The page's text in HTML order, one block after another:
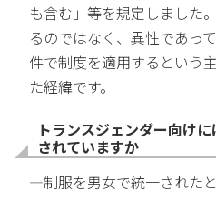
も含む」等を規定しました
るのではなく、異性であっ
件で制度を適用するという
た経緯です。
トランスジェンダー向け
されていますか
―制服を男女で統一された